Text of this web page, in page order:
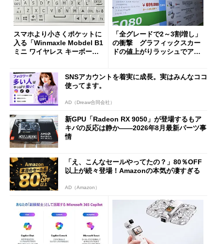
スマホより小さくポケットに
入る「Winmaxle Mobdel B1
ミニ ワイヤレス キーボー
「全グレードで2～3割増し」
の衝撃 グラフィックスカー
ドの値上がりラッシュでアキ
SNSアカウントを着実に成長。実はみんなココ
使ってます。
AD（Dreaw合同会社）
新GPU「Radeon RX 9050」が登場するもア
キバの反応は静か――2026年8月最新パーツ事
情
「え、こんなセールやってたの？」80％OFF
以上が続々登場！Amazonの本気が凄すぎる
AD（Amazon）